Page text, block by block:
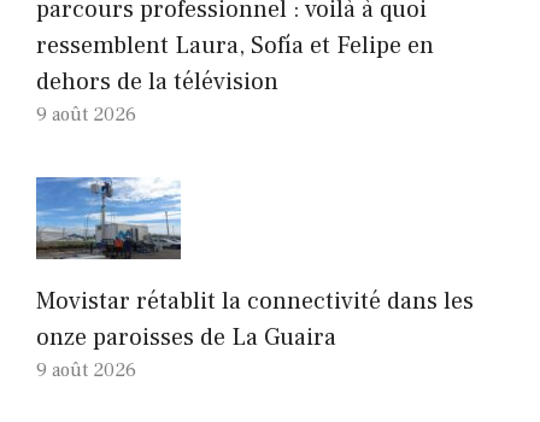
parcours professionnel : voilà à quoi
ressemblent Laura, Sofía et Felipe en
dehors de la télévision
9 août 2026
Movistar rétablit la connectivité dans les
onze paroisses de La Guaira
9 août 2026